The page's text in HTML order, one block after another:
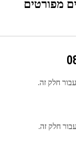
מפורטים
חלק זה.
חלק זה.